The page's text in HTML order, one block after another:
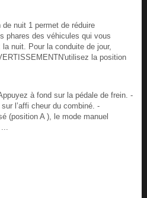
nuit 1 permet de réduire
phares des véhicules qui vous
nuit. Pour la conduite de jour,
la position
à fond sur la pédale de frein. -
l’affi cheur du combiné. -
(position A ), le mode manuel